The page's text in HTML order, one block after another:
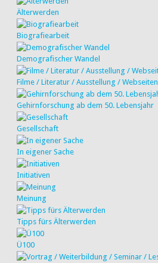
Älterwerden
Biografiearbeit
Demografischer Wandel
Filme / Literatur / Ausstellung / Webseiten
Gehirnforschung ab dem 50. Lebensjahr
Gesellschaft
In eigener Sache
Initiativen
Meinung
Tipps fürs Älterwerden
Ü100